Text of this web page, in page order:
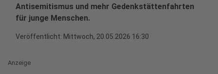
Antisemitismus und mehr Gedenkstättenfahrten
für junge Menschen.
Veröffentlicht: Mittwoch, 20.05.2026 16:30
Anzeige